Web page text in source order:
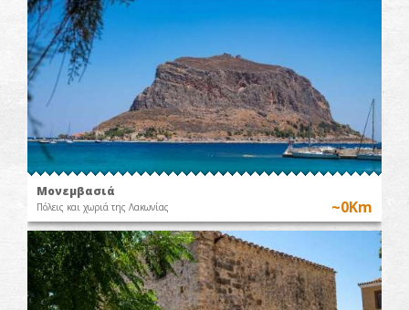
Μονεμβασιά
Πόλεις και χωριά της Λακωνίας ~0Km